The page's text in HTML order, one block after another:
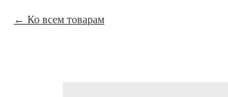
Ко всем товарам